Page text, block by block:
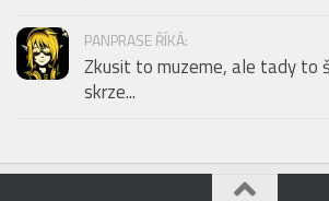
PANPRASE ŘÍKÁ:
Zkusit to muzeme, ale tady to
skrze...